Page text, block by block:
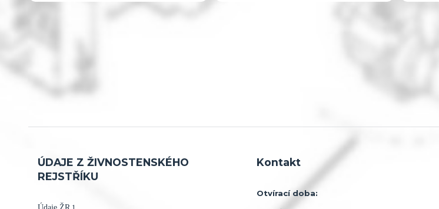
ÚDAJE Z ŽIVNOSTENSKÉHO
REJSTŘÍKU
Kontakt
Otvírací doba: